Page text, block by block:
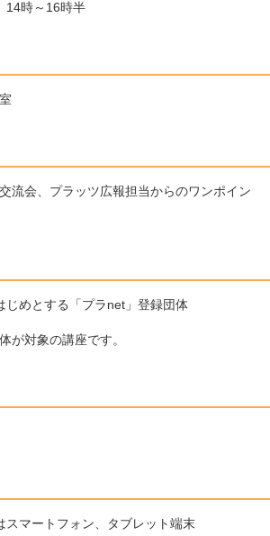
14時～16時半
流会、プラッツ広報担当からのワンポイン
じめとする「プラnet」登録団体
が対象の講座です。
スマートフォン、タブレット端末